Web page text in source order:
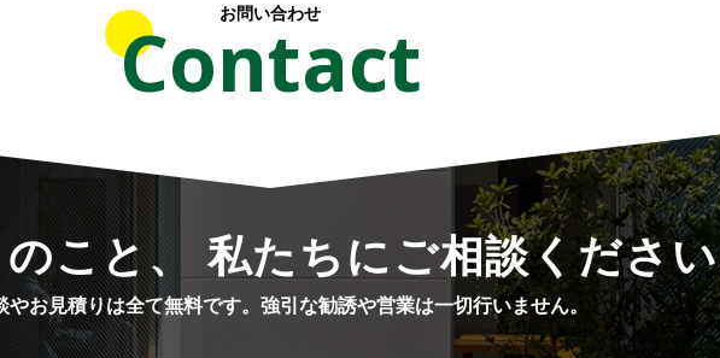
お問い合わせ
Contact
こと、 私たちにご相談ください
やお見積りは全て無料です。 強引な勧誘や営業は一切行いません。